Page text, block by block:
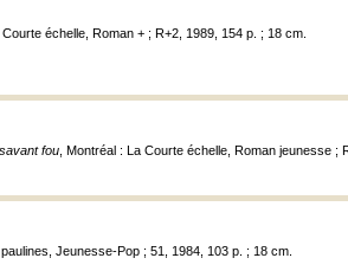
Courte échelle, Roman + ; R+2, 1989, 154 p. ; 18 cm.
fou , Montréal : La Courte échelle, Roman jeunesse ;
paulines, Jeunesse-Pop ; 51, 1984, 103 p. ; 18 cm.